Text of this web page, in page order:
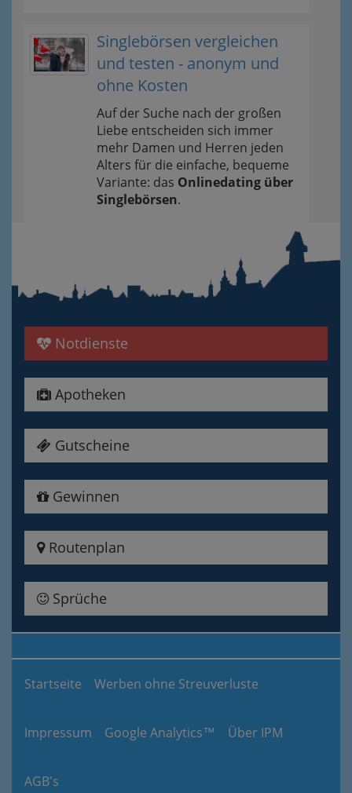
Singlebörsen vergleichen
und testen - anonym und
ohne Kosten
Auf der Suche nach der großen
Liebe entscheiden sich immer
mehr Damen und Herren jeden
Alters für die einfache, bequeme
Variante: das Onlinedating über
Singlebörsen.
Notdienste
Apotheken
Gutscheine
Gewinnen
Routenplan
Sprüche
Startseite Werben ohne Streuverluste
Impressum Google Analytics™ Über IPM
AGB's